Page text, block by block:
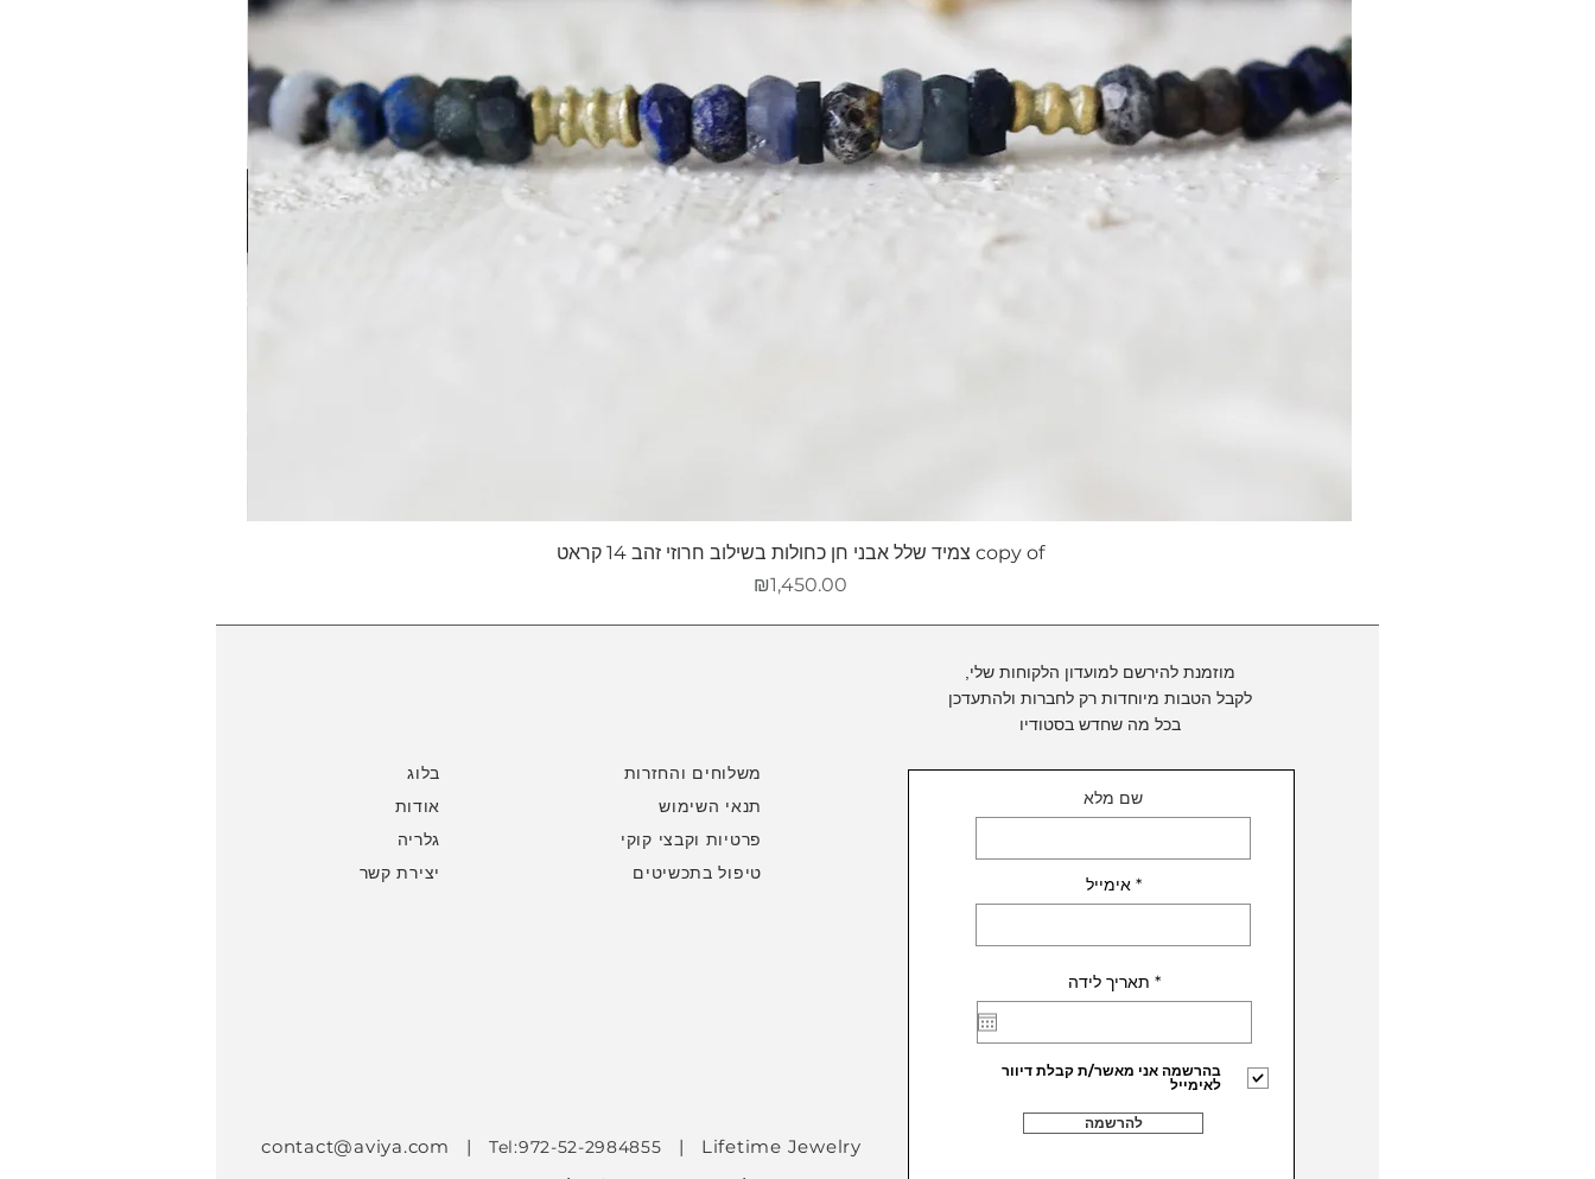
copy of צמיד שלל אבני חן כחולות בשילוב חרוזי זהב 14 קראט
מחיר
₪1,450.00
מוזמנת להירשם למועדון הלקוחות שלי,
לקבל הטבות מיוחדות רק לחברות ולהתעדכן
בכל מה שחדש בסטודיו
בלוג
אודות
גלריה
יצירת קשר
משלוחים והחזרות
תנאי השימוש
פרטיות וקבצי קוקי
טיפול בתכשיטים
contact@aviya.com | Tel:972-52-2984855 | Lifetime Jewelry
שם מלא
אימייל
תאריך לידה *r
e
i
r
e
בהרשמה אני מאשר/ת קבלת דיוור
לאימייל
להרשמה